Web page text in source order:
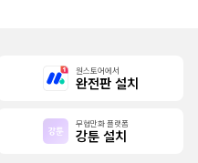
원스토어에서
완전판 설치
무협만화 플랫폼
강툰 설치